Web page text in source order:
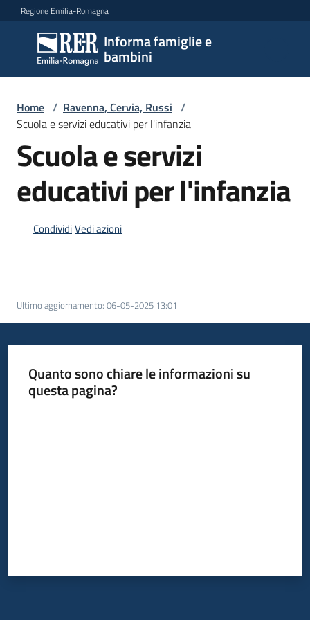
Vai al contenuto
Vai alla navigazione
Vai al footer
Regione Emilia-Romagna
Informa famiglie e
bambini
Informa
famiglie
e
bambini
Argomenti
famiglie
locali
Home / Ravenna, Cervia, Russi /
Scuola e servizi educativi per l'infanzia
Scuola e servizi
educativi per l'infanzia
CondividiVedi azioni
Ultimo aggiornamento: 06-05-2025 13:01
Quanto sono chiare le informazioni su
questa pagina?